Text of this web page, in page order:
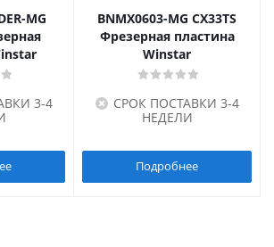
MG
3-4
BNMX0603-MG CX33TS
Фрезерная пластина
Winstar
СРОК ПОСТАВКИ 3-4
НЕДЕЛИ
Подробнее